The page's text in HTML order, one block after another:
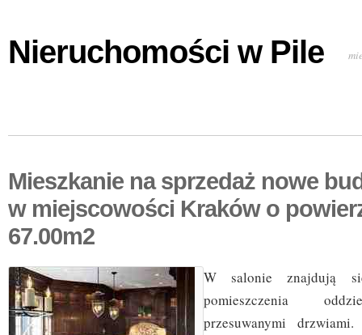
Nieruchomości w Pile
Mieszkanie na sprzedaż nowe
w miejscowości Kraków o
67.00m2
W salonie znajdują
pomieszczenia
przesuwanymi